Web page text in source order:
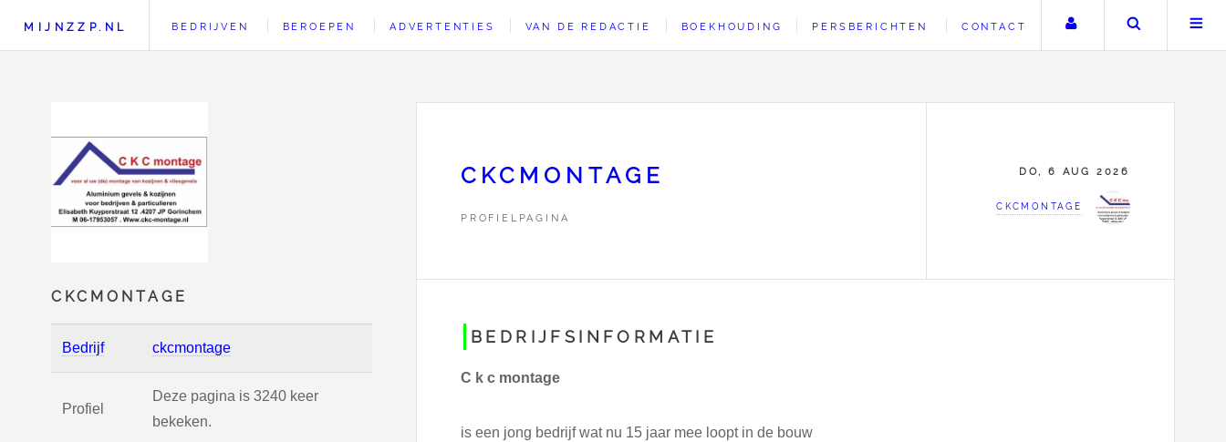
CKCMONTAGE
Bedrijf ckcmontage
Profiel
Deze pagina is 3240 keer
bekeken.
MIJNZZP.NL BEDRIJVEN BEROEPEN ADVERTENTIES VAN DE REDACTIE BOEKHOUDING PERSBERICHTEN CONTACT Uw accountZoeken
CKCMONTAGE
PROFIELPAGINA
DO, 6 AUG 2026
CKCMONTAGE
BEDRIJFSINFORMATIE
C k c montage
is een jong bedrijf wat nu 15 jaar mee loopt in de bouw